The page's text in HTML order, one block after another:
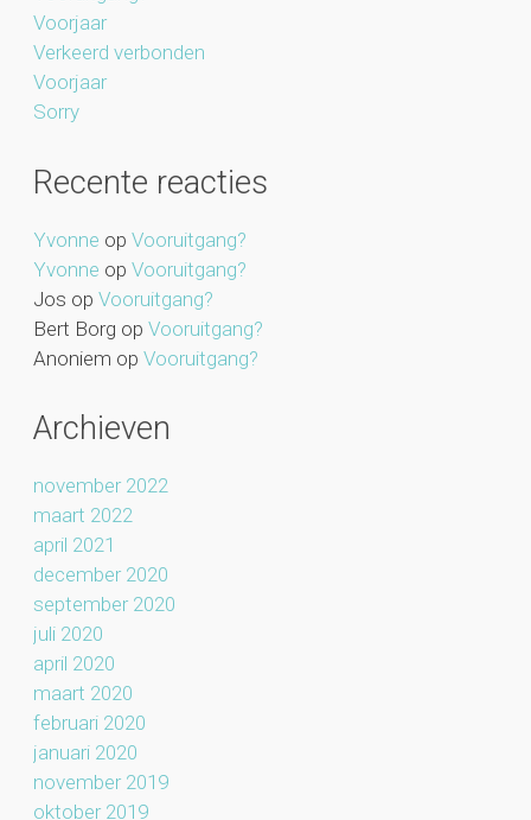
Voorjaar
Verkeerd verbonden
Voorjaar
Sorry
Recente reacties
Yvonne op Vooruitgang?
Yvonne op Vooruitgang?
Jos op Vooruitgang?
Bert Borg op Vooruitgang?
Anoniem op Vooruitgang?
Archieven
november 2022
maart 2022
april 2021
december 2020
september 2020
juli 2020
april 2020
maart 2020
februari 2020
januari 2020
november 2019
oktober 2019